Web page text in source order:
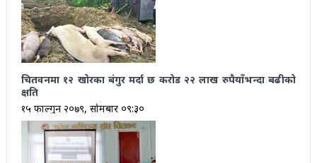
चितवनमा १२ खोरका बंगुर मर्दा छ करोड २२ लाख रुपैयाँभन्दा बढीको
क्षति
१५ फाल्गुन २०७९, सोमबार ०९:३०